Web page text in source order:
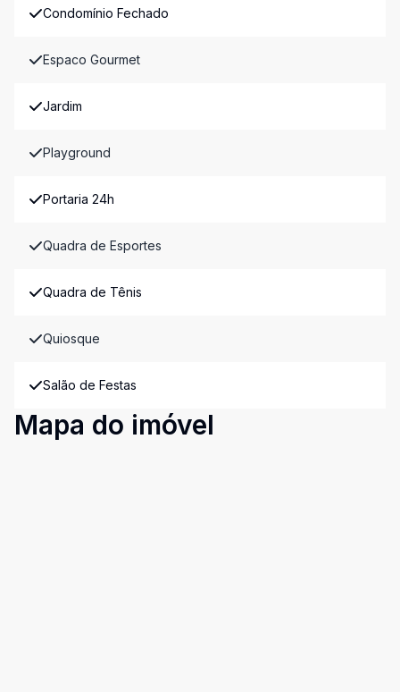
Condomínio Fechado
Espaco Gourmet
Jardim
Playground
Portaria 24h
Quadra de Esportes
Quadra de Tênis
Quiosque
Salão de Festas
Mapa do imóvel